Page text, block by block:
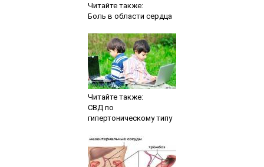
Читайте также:
Боль в области сердца
Читайте также:
СВД по
гипертоническому типу